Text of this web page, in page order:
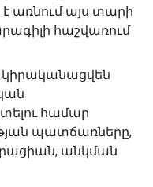
առնում այս տարի
հաշվառում
կիրականացվեն
համար
պատճառները,
անկման